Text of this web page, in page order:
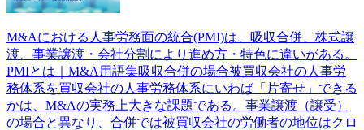
M&Aにおける人事労務面の統合(PMI)は、吸収合併、株式譲
渡、事業譲渡・会社分割により進め方・特色に違いがある。
PMIとは｜M&A用語集吸収合併の場合被買収会社の人事労
務体系を買収会社の人事労務体系にいわば「片寄せ」できる
かは、M&Aの実務上大きな課題である。事業譲渡（譲受）
の場合と異なり、合併では被買収会社の労働者の地位はクロ